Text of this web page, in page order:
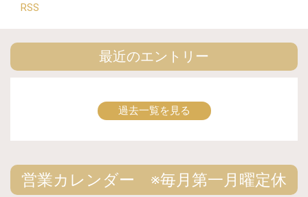
RSS
最近のエントリー
過去一覧を見る
営業カレンダー ※毎月第一月曜定休